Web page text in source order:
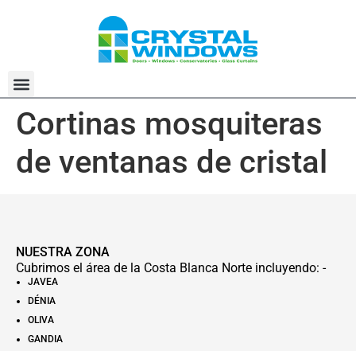
Cortinas mosquiteras
de ventanas de cristal
NUESTRA ZONA
Cubrimos el área de la Costa Blanca Norte incluyendo: -
JAVEA
DÉNIA
OLIVA
GANDIA